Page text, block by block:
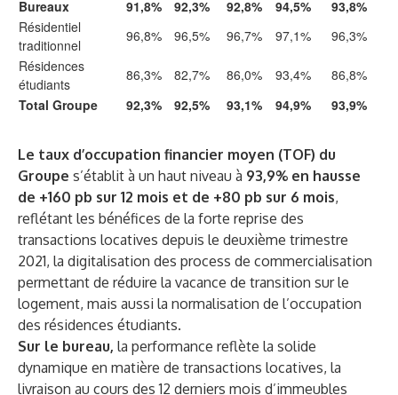
Bureaux 91,8% 92,3% 92,8% 94,5%
93,8%
Résidentiel
traditionnel
96,8% 96,5% 96,7% 97,1%
96,3%
Résidences
étudiants
86,3% 82,7% 86,0% 93,4%
86,8%
Total Groupe
92,3% 92,5% 93,1% 94,9% 93,9%
Le taux d’occupation financier moyen (TOF) du
Groupe s’établit à un haut niveau à 93,9% en hausse
de +160 pb sur 12 mois et de +80 pb sur 6 mois,
reflétant les bénéfices de la forte reprise des
transactions locatives depuis le deuxième trimestre
2021, la digitalisation des process de commercialisation
permettant de réduire la vacance de transition sur le
logement, mais aussi la normalisation de l’occupation
des résidences étudiants.
Sur le bureau, la performance reflète la solide
dynamique en matière de transactions locatives, la
livraison au cours des 12 derniers mois d’immeubles